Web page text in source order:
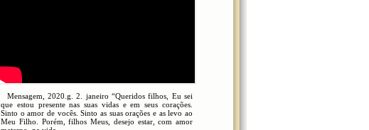
Mensagem, 2020.g. 2. janeiro “Queridos filhos, Eu sei
que estou presente nas suas vidas e em seus corações.
Sinto o amor de vocês. Sinto as suas orações e as levo ao
Meu Filho. Porém, filhos Meus, desejo estar, com amor